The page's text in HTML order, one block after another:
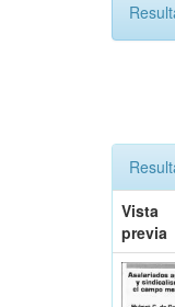
Vista
previa